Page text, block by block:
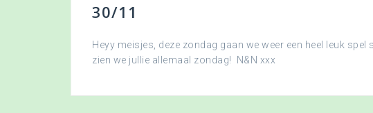
30/11
Heyy meisjes, deze zondag gaan we weer een heel leuk spel
zien we jullie allemaal zondag! N&N xxx